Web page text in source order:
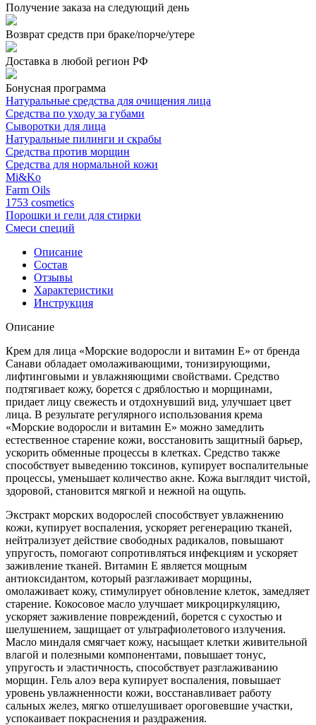
Получение заказа на следующий день
Возврат средств при браке/порче/утере
Доставка в любой регион РФ
Бонусная программа
Натуральные средства для очищения лица
Средства по уходу за губами
Сыворотки для лица
Натуральные пилинги и скрабы
Средства против морщин
Средства для нормальной кожи
Mi&Ko
Farm Oils
1753 cosmetics
Порошки и гели для стирки
Смеси специй
Описание
Состав
Отзывы
Характеристики
Инструкция
Описание
Крем для лица «Морские водоросли и витамин Е» от бренда
Санави обладает омолаживающими, тонизирующими,
лифтинговыми и увлажняющими свойствами. Средство
подтягивает кожу, борется с дряблостью и морщинами,
придает лицу свежесть и отдохнувший вид, улучшает цвет
лица. В результате регулярного использования крема
«Морские водоросли и витамин Е» можно замедлить
естественное старение кожи, восстановить защитный барьер,
ускорить обменные процессы в клетках. Средство также
способствует выведению токсинов, купирует воспалительные
процессы, уменьшает количество акне. Кожа выглядит чистой,
здоровой, становится мягкой и нежной на ощупь.
Экстракт морских водорослей способствует увлажнению
кожи, купирует воспаления, ускоряет регенерацию тканей,
нейтрализует действие свободных радикалов, повышают
упругость, помогают сопротивляться инфекциям и ускоряет
заживление тканей. Витамин Е является мощным
антиоксидантом, который разглаживает морщины,
омолаживает кожу, стимулирует обновление клеток, замедляет
старение. Кокосовое масло улучшает микроциркуляцию,
ускоряет заживление повреждений, борется с сухостью и
шелушением, защищает от ультрафиолетового излучения.
Масло миндаля смягчает кожу, насыщает клетки живительной
влагой и полезными компонентами, повышает тонус,
упругость и эластичность, способствует разглаживанию
морщин. Гель алоэ вера купирует воспаления, повышает
уровень увлажненности кожи, восстанавливает работу
сальных желез, мягко отшелушивает ороговевшие участки,
успокаивает покраснения и раздражения.